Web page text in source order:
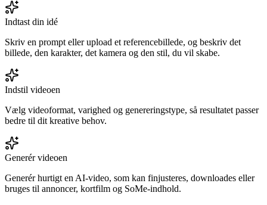
Indtast din idé
Skriv en prompt eller upload et referencebillede, og beskriv det
billede, den karakter, det kamera og den stil, du vil skabe.
Indstil videoen
Vælg videoformat, varighed og genereringstype, så resultatet passer
bedre til dit kreative behov.
Generér videoen
Generér hurtigt en AI-video, som kan finjusteres, downloades eller
bruges til annoncer, kortfilm og SoMe-indhold.